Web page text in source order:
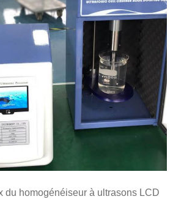
du homogénéiseur à ultrasons LCD